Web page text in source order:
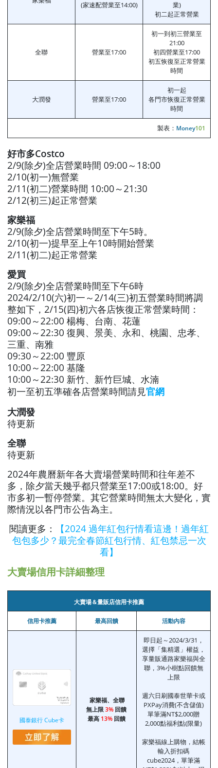
(家速配營業至14:00)
業)
初二起正常營業
全聯 營業至17:00
初一到初三營業至
21:00
初四營業至17:00
初五恢復至正常營業
時間
大潤發 營業至17:00
初一起
各門市恢復正常營業
時間
製表： Money101
好市多Costco
2/9(除夕)全店營業時間 09:00～18:00
2/10(初一)無營業
2/11(初二)營業時間 10:00～21:30
2/12(初三)起正常營業
家樂福
2/9(除夕)全店營業時間至下午5時。
2/10(初一)提早至上午10時開始營業
2/11(初二)起正常營業
愛買
2/9(除夕)全店營業時間至下午6時
2024/2/10(六)初一～2/14(三)初五營業時間將調
整如下，2/15(四)初六各店恢復正常營業時間：
09:00～22:00 楊梅、台南、花蓮
09:00～22:30 復興、景美、永和、桃園、忠孝、
三重、南雅
09:30～22:00 豐原
10:00～22:00 基隆
10:00～22:30 新竹、新竹巨城、水湳
初一至初五準確各店營業時間請見官網
大潤發
待更新
全聯
待更新
2024年農曆新年各大賣場營業時間和往年差不
多，除夕當天幾乎都只營業至17:00或18:00。好
市多初一暫停營業。其它營業時間無太大變化，實
際情況以各門市公告為主。
閱讀更多：
【2024 過年紅包行情看這邊！過年紅
包包多少？最完全春節紅包行情、紅包禁忌一次
看】
大賣場信用卡詳細整理
大賣場＆量販店信用卡推薦
信用卡推薦 最高回饋 活動內容
國泰銀行 Cube卡
家樂福、全聯
無上限3% 回饋
最高 13%回饋
即日起～2024/3/31，
選擇「集精選」權益，
享量販通路家樂福與全
聯，3%小樹點回饋無
上限
週六日刷國泰世華卡或
PXPay消費(不含儲值)
單筆滿NT$2,000贈
2,000點福利點(限量)
家樂福線上購物，結帳
輸入折扣碼
cube2024，單筆滿